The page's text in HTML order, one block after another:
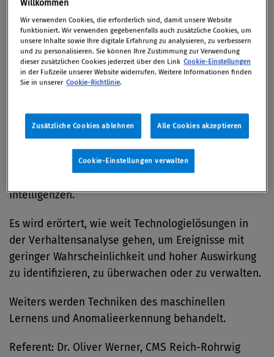
21. September 2023 / Compliance Solutions Day
2023
Herausforderungen des stetig wachsenden
Einflusses von KI auf Compliance
Gesetzgebung sowie die Schnittmenge zwischen
Intelligenzen.
Es wird erörtert, wie weit Technologielösungen in
der Verhaltensanalyse gehen, um Ereignisse mit
geringer Wahrscheinlichkeit und hoher Auswirkung
zu identifizieren, zu überwachen oder zu verwalten.
Weiters werden Techniken des maschinellen
Lernens und Anomalieerkennung behandelt.
Referent: Dr. Oliver Werner, CMS Reich-Rohrwig
Willkommen
Wir verwenden Cookies, die erforderlich sind, damit unsere Website
funktioniert. Wir verwenden gegebenenfalls auch zusätzliche Cookies, um
unsere Inhalte sowie Ihre digitale Erfahrung zu analysieren, zu verbessern
und zu personalisieren. Sie können Ihre Zustimmung zur Verwendung
dieser zusätzlichen Cookies jederzeit über den Link Cookie-Einstellungen
in der Fußzeile unserer Website widerrufen. Weitere Informationen finden
Sie in unserer Cookie-Richtlinie.
Zusätzliche Cookies ablehnen Alle Cookies akzeptieren
Cookie-Einstellungen verwalten